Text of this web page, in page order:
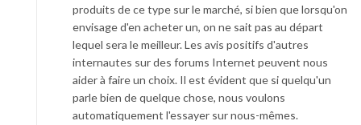
produits de ce type sur le marché, si bien que lorsqu'on
envisage d'en acheter un, on ne sait pas au départ
lequel sera le meilleur. Les avis positifs d'autres
internautes sur des forums Internet peuvent nous
aider à faire un choix. Il est évident que si quelqu'un
parle bien de quelque chose, nous voulons
automatiquement l'essayer sur nous-mêmes.